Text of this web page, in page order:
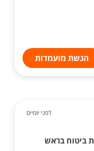
הגשת מועמדות
לפני יומיים
ביטוח בראש